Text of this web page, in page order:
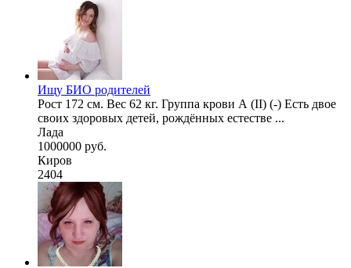
Ищу БИО родителей
Рост 172 см. Вес 62 кг. Группа крови А (II) (-) Есть двое
своих здоровых детей, рождённых естестве ...
Лада
1000000 руб.
Киров
2404